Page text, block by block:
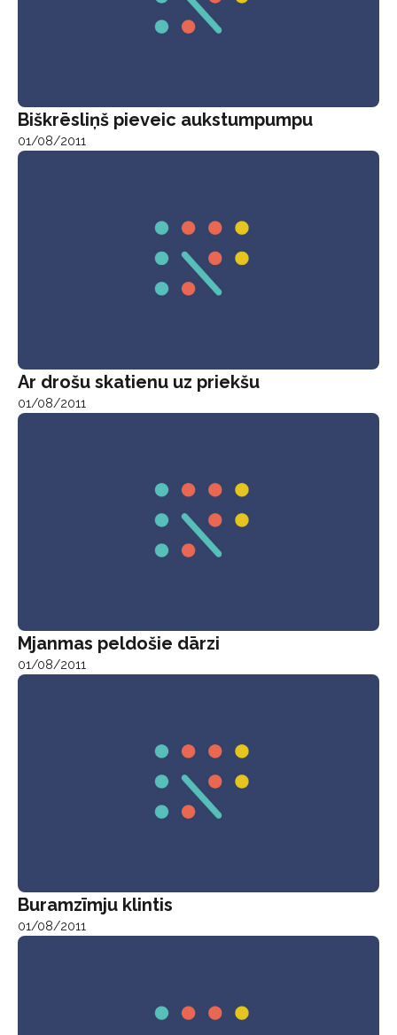
Biškrēsliņš pieveic aukstumpumpu
01/08/2011
Ar drošu skatienu uz priekšu
01/08/2011
Mjanmas peldošie dārzi
01/08/2011
Buramzīmju klintis
01/08/2011